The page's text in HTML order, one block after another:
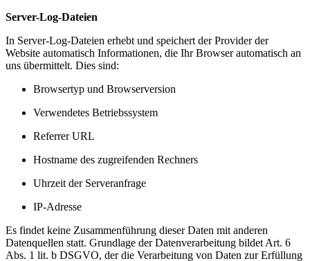
Server-Log-Dateien
In Server-Log-Dateien erhebt und speichert der Provider der
Website automatisch Informationen, die Ihr Browser automatisch an
uns übermittelt. Dies sind:
Browsertyp und Browserversion
Verwendetes Betriebssystem
Referrer URL
Hostname des zugreifenden Rechners
Uhrzeit der Serveranfrage
IP-Adresse
Es findet keine Zusammenführung dieser Daten mit anderen
Datenquellen statt. Grundlage der Datenverarbeitung bildet Art. 6
Abs. 1 lit. b DSGVO, der die Verarbeitung von Daten zur Erfüllung